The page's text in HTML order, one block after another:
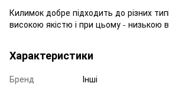
Килимок добре підходить до різних
високою якістю і при цьому - низькою
Характеристики
Бренд
Інші